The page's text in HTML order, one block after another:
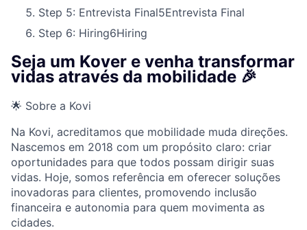
Step 5: Entrevista Final5Entrevista Final
Step 6: Hiring6Hiring
Seja um Kover e venha transformar
vidas através da mobilidade 🎉
🌟 Sobre a Kovi
Na Kovi, acreditamos que mobilidade muda direções.
Nascemos em 2018 com um propósito claro: criar
oportunidades para que todos possam dirigir suas
vidas. Hoje, somos referência em oferecer soluções
inovadoras para clientes, promovendo inclusão
financeira e autonomia para quem movimenta as
cidades.